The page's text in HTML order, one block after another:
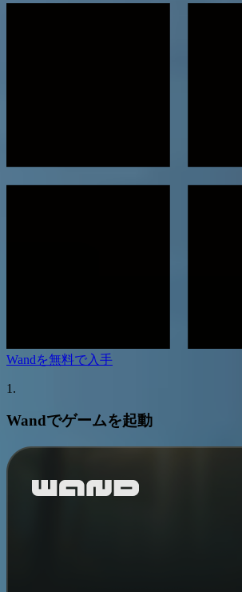
Wandを無料で入手
1.
Wandでゲームを起動